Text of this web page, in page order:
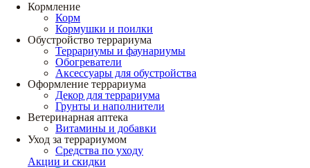
Кормление
Корм
Кормушки и поилки
Обустройство террариума
Террариумы и фаунариумы
Обогреватели
Аксессуары для обустройства
Оформление террариума
Декор для террариума
Грунты и наполнители
Ветеринарная аптека
Витамины и добавки
Уход за террариумом
Средства по уходу
Акции и скидки